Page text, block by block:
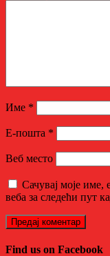
Име *
Е-пошта *
Веб место
Сачувај моје име,
веба за следећи пут
Find us on Facebook